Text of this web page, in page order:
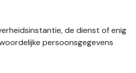
de dienst of enig
persoonsgegevens